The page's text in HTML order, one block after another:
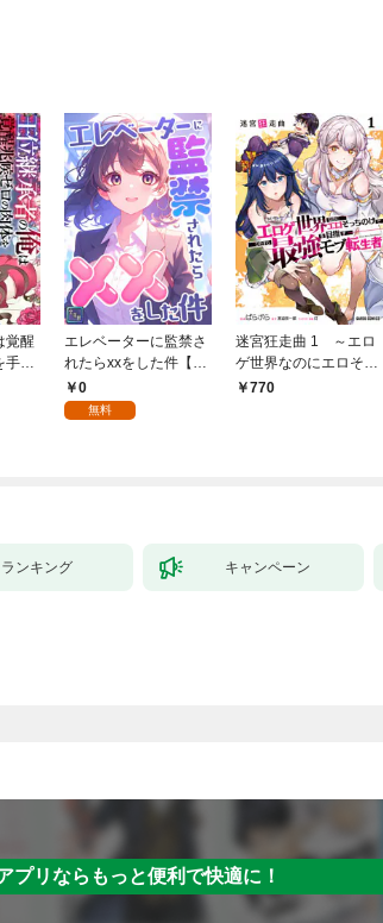
覚醒
手に
エレベーターに監禁さ
れたらxxをした件【全
年齢版】(1)
0
無料
迷宮狂走曲 1 ～エロ
ゲ世界なのにエロそっ
ちのけでひたすら最強
770
ランキング キャンペーン
プリならもっと便利で快適に！